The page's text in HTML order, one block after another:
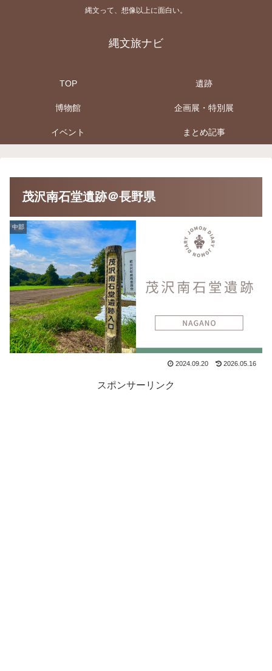
縄文って、想像以上に面白い。
縄文旅ナビ
TOP 遺跡
博物館 企画展・特別展
イベント まとめ記事
茂沢南石堂遺跡＠長野県
中部
2024.09.20 2026.05.16
スポンサーリンク